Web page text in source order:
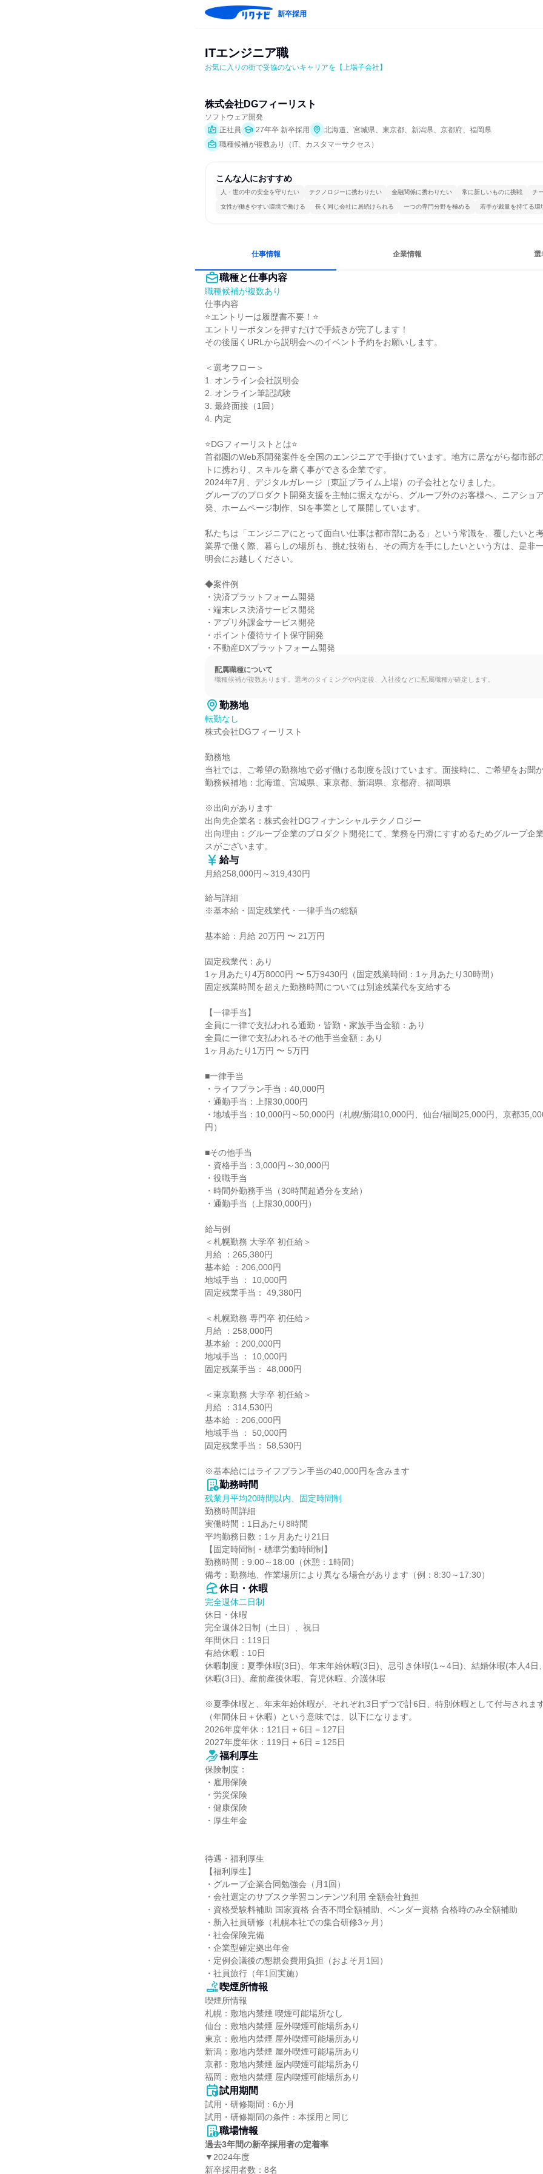
新卒採用
ITエンジニア職
お気に入りの街で妥協のないキャリアを【上場子会社】
株式会社DGフィーリスト
ソフトウェア開発
正社員
27年卒 新卒採用
北海道、宮城県、東京都、新潟県、京都府、福岡県
職種候補が複数あり（IT、カスタマーサクセス）
こんな人におすすめ
人・世の中の安全を守りたい テクノロジーに携わりたい 金融関係に携わりたい 常に新しいものに挑戦 チ
女性が働きやすい環境で働ける 長く同じ会社に居続けられる 一つの専門分野を極める 若手が裁量を持てる環
仕事情報 企業情報 選
職種と仕事内容
職種候補が複数あり
仕事内容
⭐エントリーは履歴書不要！⭐
エントリーボタンを押すだけで手続きが完了します！
その後届くURLから説明会へのイベント予約をお願いします。
＜選考フロー＞
1. オンライン会社説明会
2. オンライン筆記試験
3. 最終面接（1回）
4. 内定
⭐DGフィーリストとは⭐
首都圏のWeb系開発案件を全国のエンジニアで手掛けています。地方に居ながら都市部
トに携わり、スキルを磨く事ができる企業です。
2024年7月、デジタルガレージ（東証プライム上場）の子会社となりました。
グループのプロダクト開発支援を主軸に据えながら、グループ外のお客様へ、ニアショ
発、ホームページ制作、SIを事業として展開しています。
私たちは「エンジニアにとって面白い仕事は都市部にある」という常識を、覆したいと
業界で働く際、暮らしの場所も、挑む技術も、その両方を手にしたいという方は、是非
明会にお越しください。
◆案件例
・決済プラットフォーム開発
・端末レス決済サービス開発
・アプリ外課金サービス開発
・ポイント優待サイト保守開発
・不動産DXプラットフォーム開発
配属職種について
職種候補が複数あります。選考のタイミングや内定後、入社後などに配属職種が確定します。
勤務地
転勤なし
株式会社DGフィーリスト
勤務地
当社では、ご希望の勤務地で必ず働ける制度を設けています。面接時に、ご希望をお聞か
勤務候補地：北海道、宮城県、東京都、新潟県、京都府、福岡県
※出向があります
出向先企業名：株式会社DGフィナンシャルテクノロジー
出向理由：グループ企業のプロダクト開発にて、業務を円滑にすすめるためグループ企
スがございます。
給与
月給258,000円～319,430円
給与詳細
※基本給・固定残業代・一律手当の総額
基本給：月給 20万円 〜 21万円
固定残業代：あり
1ヶ月あたり4万8000円 〜 5万9430円（固定残業時間：1ヶ月あたり30時間）
固定残業時間を超えた勤務時間については別途残業代を支給する
【一律手当】
全員に一律で支払われる通勤・皆勤・家族手当金額：あり
全員に一律で支払われるその他手当金額：あり
1ヶ月あたり1万円 〜 5万円
■一律手当
・ライフプラン手当：40,000円
・通勤手当：上限30,000円
・地域手当：10,000円～50,000円（札幌/新潟10,000円、仙台/福岡25,000円、京都
円）
■その他手当
・資格手当：3,000円～30,000円
・役職手当
・時間外勤務手当（30時間超過分を支給）
・通勤手当（上限30,000円）
給与例
＜札幌勤務 大学卒 初任給＞
月給 ：265,380円
基本給 ：206,000円
地域手当 ： 10,000円
固定残業手当： 49,380円
＜札幌勤務 専門卒 初任給＞
月給 ：258,000円
基本給 ：200,000円
地域手当 ： 10,000円
固定残業手当： 48,000円
＜東京勤務 大学卒 初任給＞
月給 ：314,530円
基本給 ：206,000円
地域手当 ： 50,000円
固定残業手当： 58,530円
※基本給にはライフプラン手当の40,000円を含みます
勤務時間
残業月平均20時間以内、固定時間制
勤務時間詳細
実働時間：1日あたり8時間
平均勤務日数：1ヶ月あたり21日
【固定時間制・標準労働時間制】
勤務時間：9:00～18:00（休憩：1時間）
備考：勤務地、作業場所により異なる場合があります（例：8:30～17:30）
休日・休暇
完全週休二日制
休日・休暇
完全週休2日制（土日）、祝日
年間休日：119日
有給休暇：10日
休暇制度：夏季休暇(3日)、年末年始休暇(3日)、忌引き休暇(1～4日)、結婚休暇(本人4日
休暇(3日)、産前産後休暇、育児休暇、介護休暇
※夏季休暇と、年末年始休暇が、それぞれ3日ずつで計6日、特別休暇として付与されま
（年間休日＋休暇）という意味では、以下になります。
2026年度年休：121日 + 6日 = 127日
2027年度年休：119日 + 6日 = 125日
福利厚生
保険制度：
・雇用保険
・労災保険
・健康保険
・厚生年金
待遇・福利厚生
【福利厚生】
・グループ企業合同勉強会（月1回）
・会社選定のサブスク学習コンテンツ利用 全額会社負担
・資格受験料補助 国家資格 合否不問全額補助、ベンダー資格 合格時のみ全額補助
・新入社員研修（札幌本社での集合研修3ヶ月）
・社会保険完備
・企業型確定拠出年金
・定例会議後の懇親会費用負担（およそ月1回）
・社員旅行（年1回実施）
喫煙所情報
喫煙所情報
札幌：敷地内禁煙 喫煙可能場所なし
仙台：敷地内禁煙 屋外喫煙可能場所あり
東京：敷地内禁煙 屋外喫煙可能場所あり
新潟：敷地内禁煙 屋外喫煙可能場所あり
京都：敷地内禁煙 屋内喫煙可能場所あり
福岡：敷地内禁煙 屋内喫煙可能場所あり
試用期間
試用・研修期間：6か月
職場情報
過去3年間の新卒採用者の定着率
▼2024年度
新卒採用者数：8名